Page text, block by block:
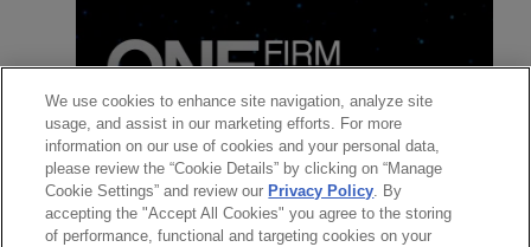
團隊
We use cookies to enhance site navigation, analyze site
usage, and assist in our marketing efforts. For more
information on our use of cookies and your personal data,
please review the “Cookie Details” by clicking on “Manage
Cookie Settings” and review our Privacy Policy. By
accepting the "Accept All Cookies" you agree to the storing
of performance, functional and targeting cookies on your